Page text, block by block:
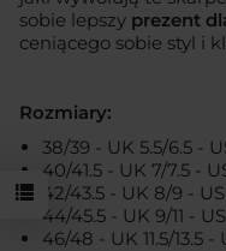
sobie lepszy prezent
ceniącego sobie styl i
Rozmiary:
38/39 - UK 5.5/6.5 -
40/41.5 - UK 7/7.5 -
42/43.5 - UK 8/9 -
44/45.5 - UK 9/11 - US
46/48 - UK 11.5/13.5 -